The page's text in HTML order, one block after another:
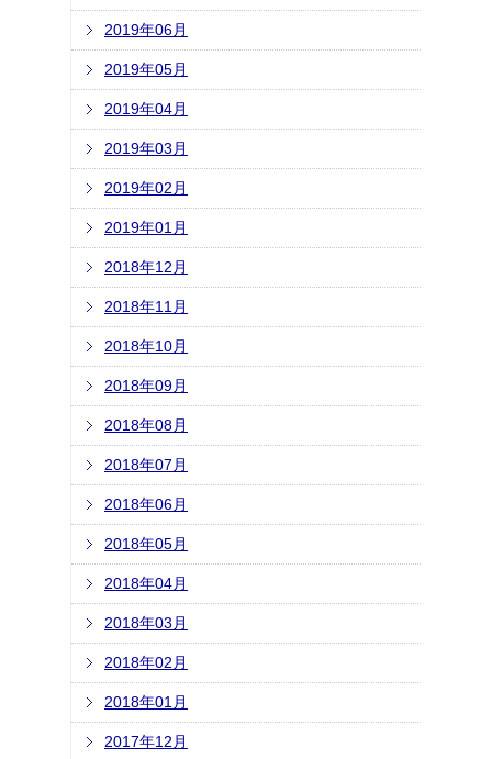
2019年06月
2019年05月
2019年04月
2019年03月
2019年02月
2019年01月
2018年12月
2018年11月
2018年10月
2018年09月
2018年08月
2018年07月
2018年06月
2018年05月
2018年04月
2018年03月
2018年02月
2018年01月
2017年12月